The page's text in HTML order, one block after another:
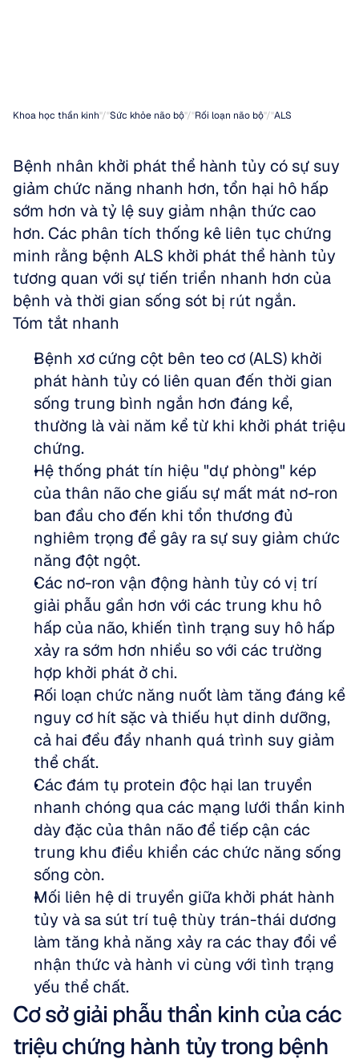
Khoa học thần kinh"/"Sức khỏe não bộ"/"Rối loạn não bộ"/"ALS
Bệnh nhân khởi phát thể hành tủy có sự suy
giảm chức năng nhanh hơn, tổn hại hô hấp
sớm hơn và tỷ lệ suy giảm nhận thức cao
hơn. Các phân tích thống kê liên tục chứng
minh rằng bệnh ALS khởi phát thể hành tủy
tương quan với sự tiến triển nhanh hơn của
bệnh và thời gian sống sót bị rút ngắn.
Tóm tắt nhanh
Bệnh xơ cứng cột bên teo cơ (ALS) khởi
phát hành tủy có liên quan đến thời gian
sống trung bình ngắn hơn đáng kể,
thường là vài năm kể từ khi khởi phát triệu
chứng.
Hệ thống phát tín hiệu "dự phòng" kép
của thân não che giấu sự mất mát nơ-ron
ban đầu cho đến khi tổn thương đủ
nghiêm trọng để gây ra sự suy giảm chức
năng đột ngột.
Các nơ-ron vận động hành tủy có vị trí
giải phẫu gần hơn với các trung khu hô
hấp của não, khiến tình trạng suy hô hấp
xảy ra sớm hơn nhiều so với các trường
hợp khởi phát ở chi.
Rối loạn chức năng nuốt làm tăng đáng kể
nguy cơ hít sặc và thiếu hụt dinh dưỡng,
cả hai đều đẩy nhanh quá trình suy giảm
thể chất.
Các đám tụ protein độc hại lan truyền
nhanh chóng qua các mạng lưới thần kinh
dày đặc của thân não để tiếp cận các
trung khu điều khiển các chức năng sống
sống còn.
Mối liên hệ di truyền giữa khởi phát hành
tủy và sa sút trí tuệ thùy trán-thái dương
làm tăng khả năng xảy ra các thay đổi về
nhận thức và hành vi cùng với tình trạng
yếu thể chất.
Cơ sở giải phẫu thần kinh của các
triệu chứng hành tủy trong bệnh